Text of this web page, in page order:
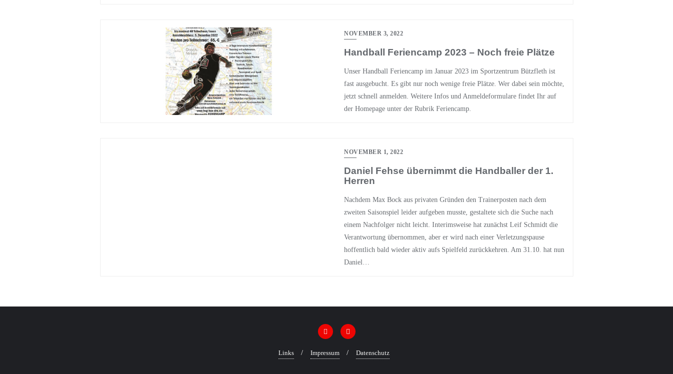
NOVEMBER 3, 2022
Handball Feriencamp 2023 – Noch freie Plätze
Unser Handball Feriencamp im Januar 2023 im Sportzentrum Bützfleth ist
fast ausgebucht. Es gibt nur noch wenige freie Plätze. Wer dabei sein möchte,
jetzt schnell anmelden. Weitere Infos und Anmeldeformulare findet Ihr auf
der Homepage unter der Rubrik Feriencamp.
NOVEMBER 1, 2022
Daniel Fehse übernimmt die Handballer der 1.
Herren
Nachdem Max Bock aus privaten Gründen den Trainerposten nach dem
zweiten Saisonspiel leider aufgeben musste, gestaltete sich die Suche nach
einem Nachfolger nicht leicht. Interimsweise hat zunächst Leif Schmidt die
Verantwortung übernommen, aber er wird nach einer Verletzungspause
hoffentlich bald wieder aktiv aufs Spielfeld zurückkehren. Am 31.10. hat nun
Daniel…
Links Impressum Datenschutz